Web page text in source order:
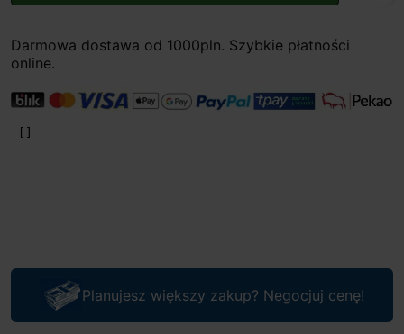
Darmowa dostawa od 1000pln. Szybkie płatności
online.
Planujesz większy zakup? Negocjuj cenę!